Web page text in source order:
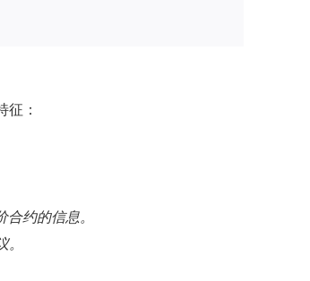
征：
约的信息。